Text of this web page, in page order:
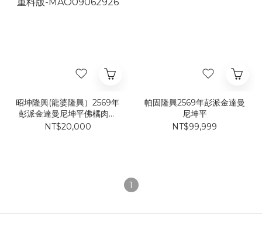
昭坤隆興(龍婆隆興）2569年
彭派金達曼尼坤平佛橘肉重
料版-MAO09062926
NT$20,000
帕固隆興2569年彭派金達曼
尼坤平
NT$99,999
1